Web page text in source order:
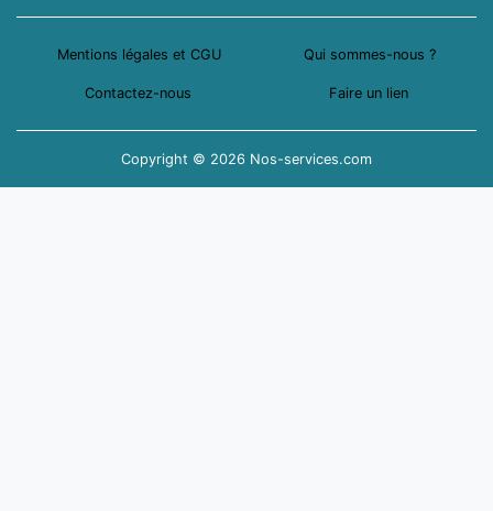
Mentions légales et CGU Qui sommes-nous ?
Contactez-nous Faire un lien
Copyright © 2026 Nos-services.com